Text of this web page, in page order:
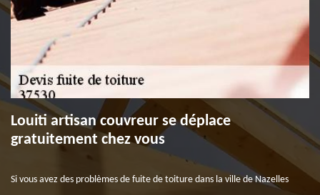
Louiti artisan couvreur se déplace
gratuitement chez vous
Si vous avez des problèmes de fuite de toiture dans la ville de Nazelles